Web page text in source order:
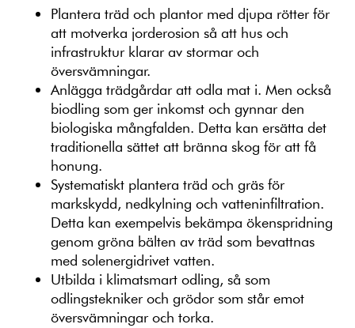
Plantera träd och plantor med djupa rötter för
att motverka jorderosion så att hus och
infrastruktur klarar av stormar och
översvämningar.
Anlägga trädgårdar att odla mat i. Men också
biodling som ger inkomst och gynnar den
biologiska mångfalden. Detta kan ersätta det
traditionella sättet att bränna skog för att få
honung.
Systematiskt plantera träd och gräs för
markskydd, nedkylning och vatteninfiltration.
Detta kan exempelvis bekämpa ökenspridning
genom gröna bälten av träd som bevattnas
med solenergidrivet vatten.
Utbilda i klimatsmart odling, så som
odlingstekniker och grödor som står emot
översvämningar och torka.